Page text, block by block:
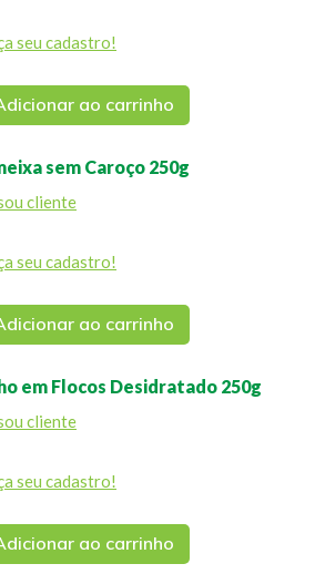
seu cadastro!
ao carrinho
sem Caroço 250g
cliente
seu cadastro!
ao carrinho
em Flocos Desidratado 250g
cliente
seu cadastro!
ao carrinho